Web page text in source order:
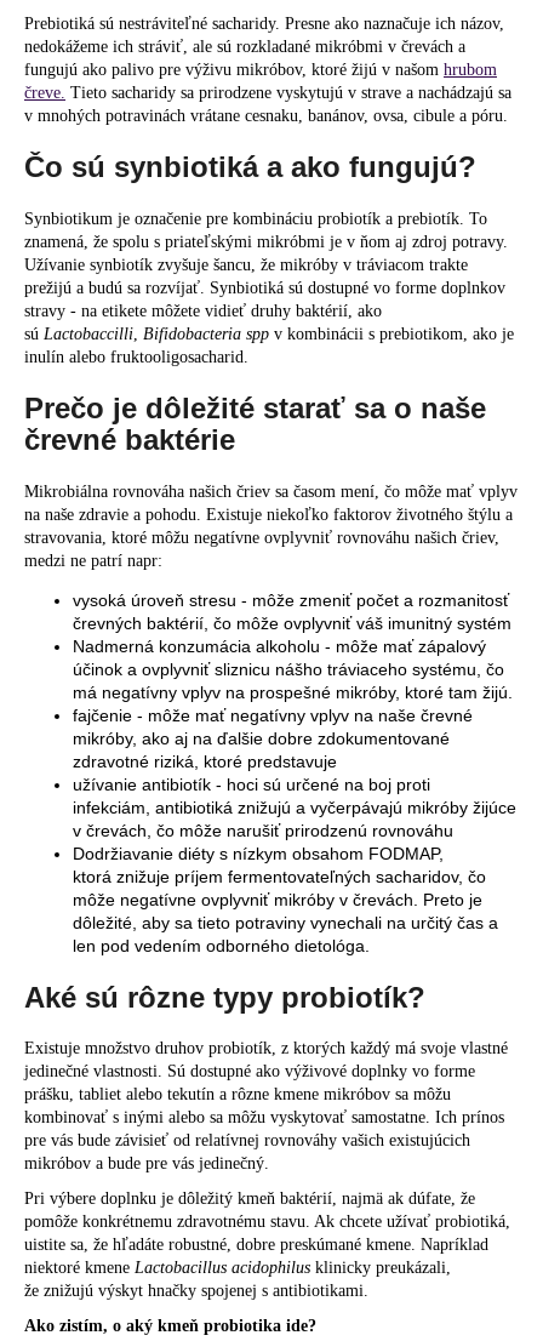
Prebiotiká sú nestráviteľné sacharidy. Presne ako naznačuje ich názov,
nedokážeme ich stráviť, ale sú rozkladané mikróbmi v črevách a
fungujú ako palivo pre výživu mikróbov, ktoré žijú v našom hrubom
čreve. Tieto sacharidy sa prirodzene vyskytujú v strave a nachádzajú sa
v mnohých potravinách vrátane cesnaku, banánov, ovsa, cibule a póru.
Čo sú synbiotiká a ako fungujú?
Synbiotikum je označenie pre kombináciu probiotík a prebiotík. To
znamená, že spolu s priateľskými mikróbmi je v ňom aj zdroj potravy.
Užívanie synbiotík zvyšuje šancu, že mikróby v tráviacom trakte
prežijú a budú sa rozvíjať. Synbiotiká sú dostupné vo forme doplnkov
stravy - na etikete môžete vidieť druhy baktérií, ako
sú Lactobaccilli Bifidobacteria spp v kombinácii s prebiotikom, ako je
inulín alebo fruktooligosacharid.
Prečo je dôležité starať sa o naše
črevné baktérie
Mikrobiálna rovnováha našich čriev sa časom mení, čo môže mať vplyv
na naše zdravie a pohodu. Existuje niekoľko faktorov životného štýlu a
stravovania, ktoré môžu negatívne ovplyvniť rovnováhu našich čriev,
medzi ne patrí napr:
vysoká úroveň stresu - môže zmeniť počet a rozmanitosť
črevných baktérií, čo môže ovplyvniť váš imunitný systém
Nadmerná konzumácia alkoholu - môže mať zápalový
účinok a ovplyvniť sliznicu nášho tráviaceho systému, čo
má negatívny vplyv na prospešné mikróby, ktoré tam žijú.
fajčenie - môže mať negatívny vplyv na naše črevné
mikróby, ako aj na ďalšie dobre zdokumentované
zdravotné riziká, ktoré predstavuje
užívanie antibiotík - hoci sú určené na boj proti
infekciám, antibiotiká znižujú a vyčerpávajú mikróby žijúce
v črevách, čo môže narušiť prirodzenú rovnováhu
Dodržiavanie diéty s nízkym obsahom FODMAP,
ktorá znižuje príjem fermentovateľných sacharidov, čo
môže negatívne ovplyvniť mikróby v črevách. Preto je
dôležité, aby sa tieto potraviny vynechali na určitý čas a
len pod vedením odborného dietológa.
Aké sú rôzne typy probiotík?
Existuje množstvo druhov probiotík, z ktorých každý má svoje vlastné
jedinečné vlastnosti. Sú dostupné ako výživové doplnky vo forme
prášku, tabliet alebo tekutín a rôzne kmene mikróbov sa môžu
kombinovať s inými alebo sa môžu vyskytovať samostatne. Ich prínos
pre vás bude závisieť od relatívnej rovnováhy vašich existujúcich
mikróbov a bude pre vás jedinečný.
Pri výbere doplnku je dôležitý kmeň baktérií, najmä ak dúfate, že
pomôže konkrétnemu zdravotnému stavu. Ak chcete užívať probiotiká,
uistite sa, že hľadáte robustné, dobre preskúmané kmene. Napríklad
niektoré kmene Lactobacillus acidophilus klinicky preukázali,
že znižujú výskyt hnačky spojenej s antibiotikami.
Ako zistím, o aký kmeň probiotika ide?